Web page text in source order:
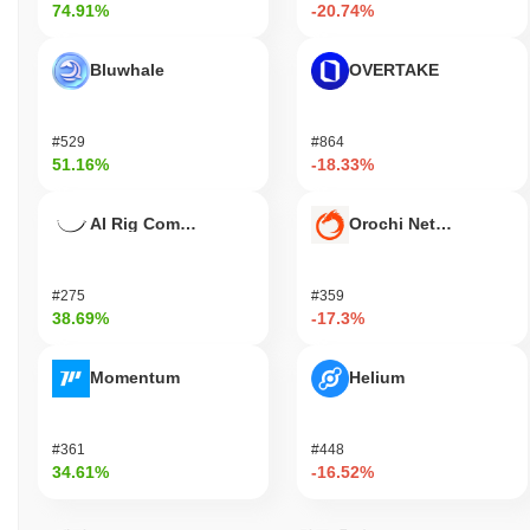
74.91%
Bluwhale
#529
51.16%
AI Rig Complex
#275
38.69%
Momentum
#361
34.61%
-20.74%
OVERTAKE
#864
-18.33%
Orochi Network
#359
-17.3%
Helium
#448
-16.52%